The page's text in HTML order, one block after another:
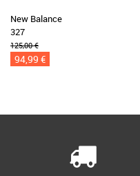
New Balance
327
125,00 €
94,99 €